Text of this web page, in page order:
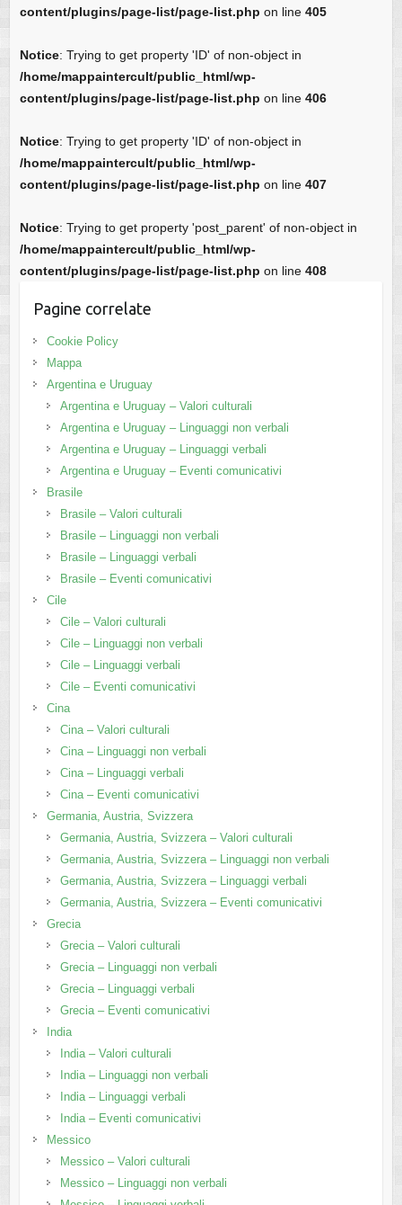
content/plugins/page-list/page-list.php on line 405
Notice: Trying to get property 'ID' of non-object in
/home/mappaintercult/public_html/wp-
content/plugins/page-list/page-list.php on line 406
Notice: Trying to get property 'ID' of non-object in
/home/mappaintercult/public_html/wp-
content/plugins/page-list/page-list.php on line 407
Notice: Trying to get property 'post_parent' of non-object in
/home/mappaintercult/public_html/wp-
content/plugins/page-list/page-list.php on line 408
Pagine correlate
Cookie Policy
Mappa
Argentina e Uruguay
Argentina e Uruguay – Valori culturali
Argentina e Uruguay – Linguaggi non verbali
Argentina e Uruguay – Linguaggi verbali
Argentina e Uruguay – Eventi comunicativi
Brasile
Brasile – Valori culturali
Brasile – Linguaggi non verbali
Brasile – Linguaggi verbali
Brasile – Eventi comunicativi
Cile
Cile – Valori culturali
Cile – Linguaggi non verbali
Cile – Linguaggi verbali
Cile – Eventi comunicativi
Cina
Cina – Valori culturali
Cina – Linguaggi non verbali
Cina – Linguaggi verbali
Cina – Eventi comunicativi
Germania, Austria, Svizzera
Germania, Austria, Svizzera – Valori culturali
Germania, Austria, Svizzera – Linguaggi non verbali
Germania, Austria, Svizzera – Linguaggi verbali
Germania, Austria, Svizzera – Eventi comunicativi
Grecia
Grecia – Valori culturali
Grecia – Linguaggi non verbali
Grecia – Linguaggi verbali
Grecia – Eventi comunicativi
India
India – Valori culturali
India – Linguaggi non verbali
India – Linguaggi verbali
India – Eventi comunicativi
Messico
Messico – Valori culturali
Messico – Linguaggi non verbali